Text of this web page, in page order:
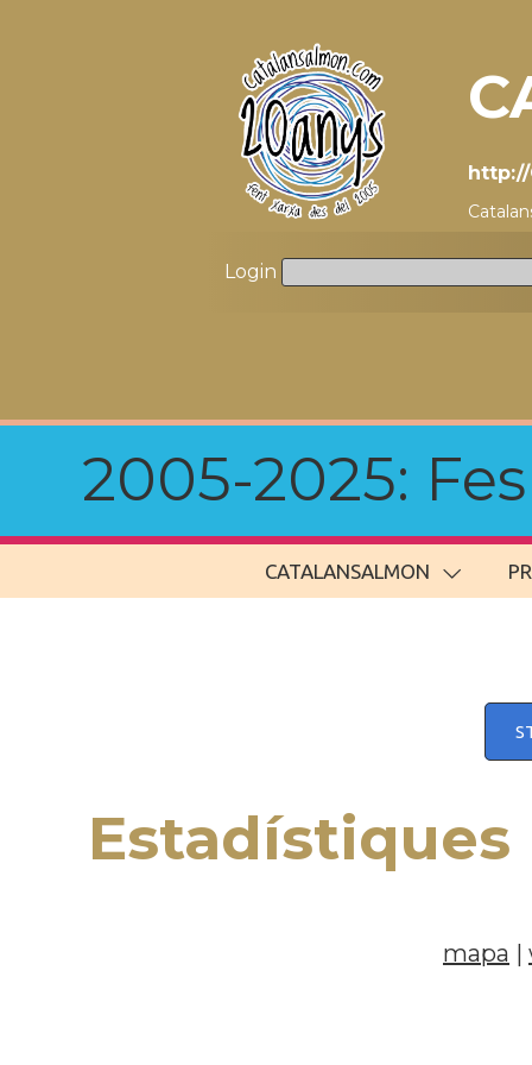
http://
Login
2005-2025:
CATALANSALMON
Estadístiques
mapa |